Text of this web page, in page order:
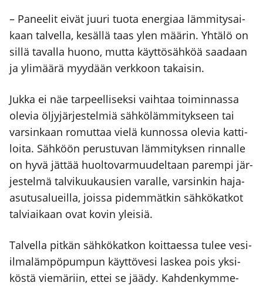
– Panee­lit eivät juu­ri tuo­ta ener­gi­aa läm­mi­ty­sai­
kaan tal­vel­la, kesäl­lä taas ylen mää­rin. Yhtä­lö on
sil­lä taval­la huo­no, mut­ta käyt­tö­säh­köä saa­daan
ja yli­mää­rä myy­dään verk­koon takai­sin.
Juk­ka ei näe tar­peel­li­sek­si vaih­taa toi­min­nas­sa
ole­via öljy­jär­jes­tel­miä säh­kö­läm­mi­tyk­seen tai
var­sin­kaan romut­taa vie­lä kun­nos­sa ole­via kat­ti­
loi­ta. Säh­köön perus­tu­van läm­mi­tyk­sen rin­nal­le
on hyvä jät­tää huol­to­var­muu­del­taan parem­pi jär­
jes­tel­mä tal­vi­kuu­kausien varal­le, var­sin­kin haja-
asu­tusa­lueil­la, jois­sa pidem­mät­kin säh­kö­kat­kot
tal­viai­kaan ovat kovin ylei­siä.
Tal­vel­la pit­kän säh­kö­kat­kon koit­taes­sa tulee vesi-
ilma­läm­pö­pum­pun käyt­tö­ve­si las­kea pois yksi­
kös­tä vie­mä­riin, ettei se jää­dy. Kah­den­kym­me­